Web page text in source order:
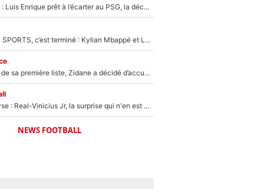
Bradley Barcola : Luis Enrique prêt à l’écarter au PSG, la décision qui va accélérer son transfert à Liverpool ?
La Liga sur beIN SPORTS, c’est terminé : Kylian Mbappé et Lamine Yamal changent de chaîne, «le moment était venu d'ouvrir un nouveau chapitre»
Avant l’annonce de sa première liste, Zidane a décidé d’accueillir une nouvelle tête en équipe de France
Mercato - Analyse : Real-Vinicius Jr, la surprise qui n'en est pas une...
NEWS FOOTBALL